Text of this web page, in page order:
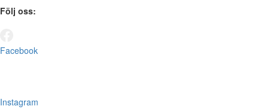
Följ oss:
Facebook
Instagram